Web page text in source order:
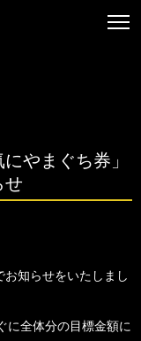
やまぐち券」
せ
知らせをいたしまし
に全体分の目標金額に